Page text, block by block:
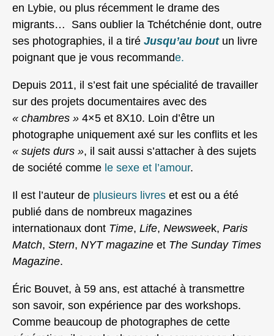
en Lybie, ou plus récemment le drame des
migrants… Sans oublier la Tchétchénie dont, outre
ses photographies, il a tiré Jusqu’au boutun livre
poignant que je vous recommande.
Depuis 2011, il s’est fait une spécialité de travailler
sur des projets documentaires avec des
« chambres » 4×5 et 8X10. Loin d’être un
photographe uniquement axé sur les conflits et les
« sujets durs », il sait aussi s’attacher à des sujets
de société comme le sexe et l’amour.
Il est l’auteur de plusieurs livres et est ou a été
publié dans de nombreux magazines
internationaux dont Time, Life, Newsweek, Paris
Match, Stern, NYT magazine et The Sunday Times
Magazine.
Éric Bouvet, à 59 ans, est attaché à transmettre
son savoir, son expérience par des workshops.
Comme beaucoup de photographes de cette